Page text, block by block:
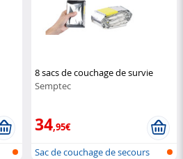
8 sacs de couchage de survie
Semptec
34,95€
Sac de couchage de secours